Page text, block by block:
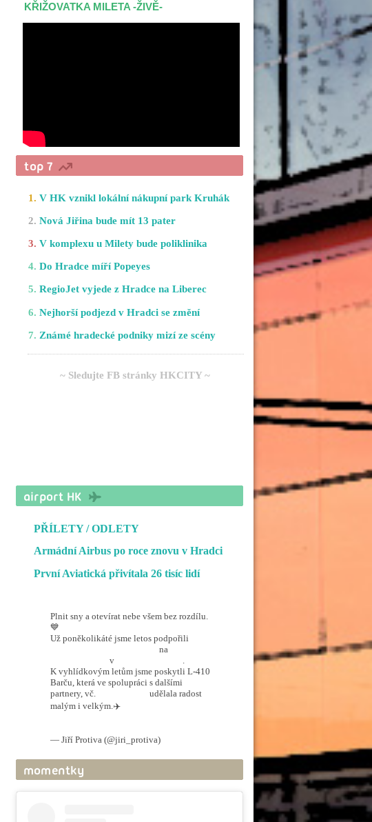
KŘIŽOVATKA MILETA -ŽIVĚ-
1. V HK vznikl lokální nákupní park Kruhák
2. Nová Jiřina bude mít 13 pater
3. V komplexu u Milety bude poliklinika
4. Do Hradce míří Popeyes
5. RegioJet vyjede z Hradce na Liberec
6. Nejhorší podjezd v Hradci se změní
7. Známé hradecké podniky mizí ze scény
~ Sledujte FB stránky HKCITY ~
PŘÍLETY / ODLETY
Armádní Airbus po roce znovu v Hradci
První Aviatická přivítala 26 tisíc lidí
Plnit sny a otevírat nebe všem bez rozdílu.
💙
Už poněkolikáté jsme letos podpořili
na
v
.
K vyhlídkovým letům jsme poskytli L-410
Barču, která ve spolupráci s dalšími
partnery, vč.
udělala radost
malým i velkým.✈️
— Jiří Protiva (@jiri_protiva)